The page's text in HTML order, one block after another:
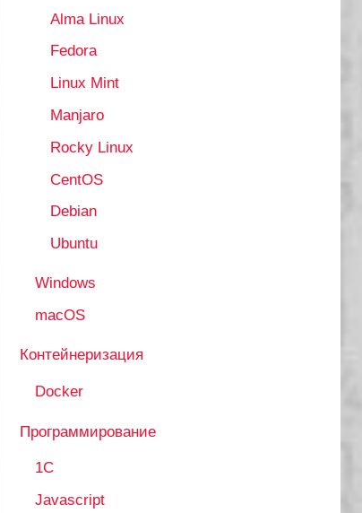
Alma Linux
Fedora
Linux Mint
Manjaro
Rocky Linux
CentOS
Debian
Ubuntu
Windows
macOS
Контейнеризация
Docker
Программирование
1C
Javascript